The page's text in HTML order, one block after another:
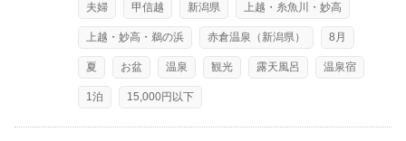
夫婦 甲信越 新潟県 上越・糸魚川・妙高
上越・妙高・鵜の浜 赤倉温泉（新潟県） 8月
夏 お盆 温泉 観光 露天風呂 温泉宿
1泊 15,000円以下